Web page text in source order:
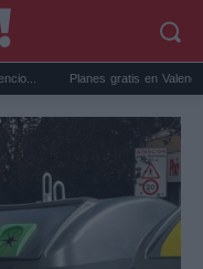
Planes gratis en Valencia en